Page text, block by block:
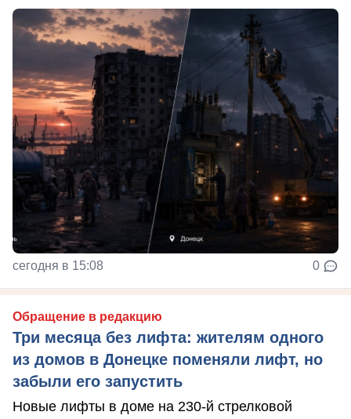
сегодня в 15:08 0
Обращение в редакцию
Три месяца без лифта: жителям одного
из домов в Донецке поменяли лифт, но
забыли его запустить
Новые лифты в доме на 230-й стрелковой